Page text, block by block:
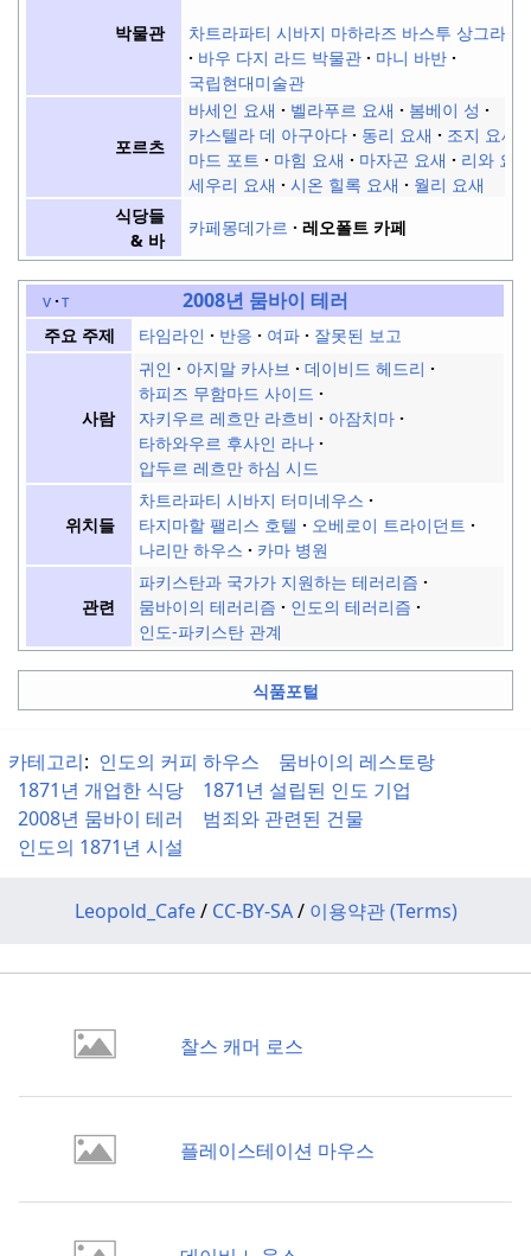
박물관
차트라파티 시바지 마하라즈 바스투 상그라할
바우 다지 라드 박물관
마니 바반
국립현대미술관
포르츠
바세인 요새 벨라푸르 요새
봄베이 성
카스텔라 데 아구아다
동리 요새
조지 요새
마드 포트
마힘 요새 마자곤 요새
리와 요새
세우리 요새
시온 힐록 요새
월리 요새
식당들
& 바
카페몽데가르 레오폴트 카페
v t 2008년 뭄바이 테러
주요 주제 타임라인 반응 여파 잘못된 보고
사람
귀인 아지말 카사브
데이비드 헤드리
하피즈 무함마드 사이드
자키우르 레흐만 라흐비
아잠치마
타하와우르 후사인 라나
압두르 레흐만 하심 시드
위치들
차트라파티 시바지 터미네우스
타지마할 팰리스 호텔
오베로이 트라이던트
나리만 하우스
카마 병원
관련
파키스탄과 국가가 지원하는 테러리즘
뭄바이의 테러리즘
인도의 테러리즘
인도-파키스탄 관계
식품포털
카테고리: 인도의 커피 하우스
뭄바이의 레스토랑
1871년 개업한 식당
1871년 설립된 인도 기업
2008년 뭄바이 테러
범죄와 관련된 건물
인도의 1871년 시설
Leopold_Cafe/ CC-BY-SA/ 이용약관 (Terms)
찰스 캐머 로스
플레이스테이션 마우스